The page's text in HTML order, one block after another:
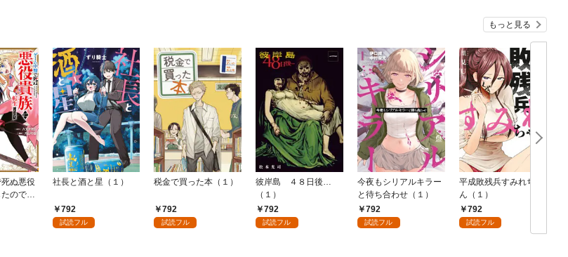
もっと見る
ぬ悪役
ので、
イム】
を目指
社長と酒と星（１）
792
試読フル
税金で買った本（１）
792
試読フル
彼岸島 ４８日後…
（１）
792
試読フル
今夜もシリアルキラー
と待ち合わせ（１）
792
試読フル
平成敗残兵すみれちゃ
ん（１）
792
試読フル